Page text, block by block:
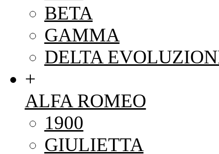
BETA
GAMMA
DELTA
+
ALFA ROMEO
1900
GIULIETTA